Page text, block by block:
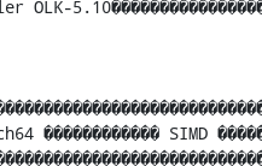
OLK-
������������ SIMD